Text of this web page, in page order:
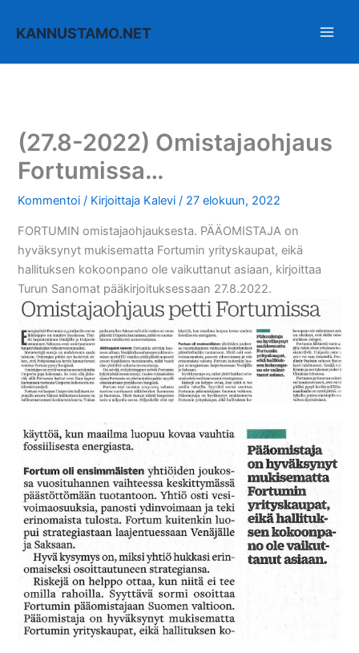
sisältöön
KANNUSTAMO.NET
(27.8-2022) Omistajaohjaus
Fortumissa…
Kommentoi / Kirjoittaja Kalevi/ 27 elokuun, 2022
FORTUMIN omistajaohjauksesta. PÄÄOMISTAJA on
hyväksynyt mukisematta Fortumin yrityskaupat, eikä
hallituksen kokoonpano ole vaikuttanut asiaan, kirjoittaa
Turun Sanomat pääkirjoituksessaan 27.8.2022.